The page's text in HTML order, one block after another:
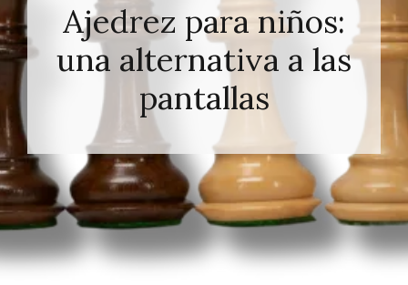
Ajedrez para niños:
una alternativa a las
pantallas